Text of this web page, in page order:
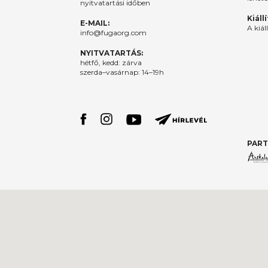
nyitvatartási időben
E-MAIL:
info@fugaorg.com
NYITVATARTÁS:
hétfő, kedd: zárva
szerda–vasárnap: 14–19h
A